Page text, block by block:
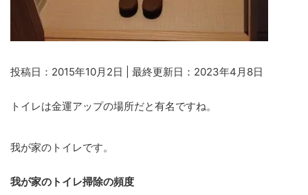
投稿日：2015年10月2日 | 最終更新日：2023年4月8日
トイレは金運アップの場所だと有名ですね。
我が家のトイレです。
我が家のトイレ掃除の頻度